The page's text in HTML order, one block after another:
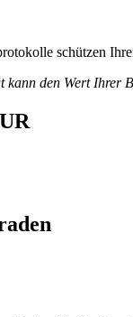
schützen
den Wert Ihrer